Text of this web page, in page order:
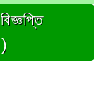
)